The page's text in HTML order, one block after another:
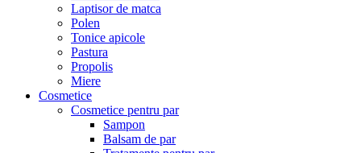
Laptisor de matca
Polen
Tonice apicole
Pastura
Propolis
Miere
Cosmetice
Cosmetice pentru par
Sampon
Balsam de par